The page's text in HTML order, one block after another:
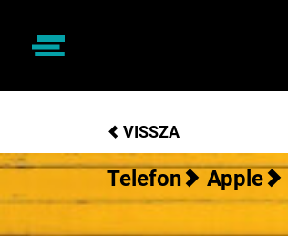
VISSZA
Telefon Apple